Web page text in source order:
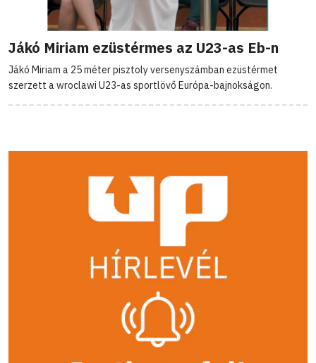
Jákó Miriam ezüstérmes az U23-as Eb-n
Jákó Miriam a 25 méter pisztoly versenyszámban ezüstérmet
szerzett a wroclawi U23-as sportlövő Európa-bajnokságon.